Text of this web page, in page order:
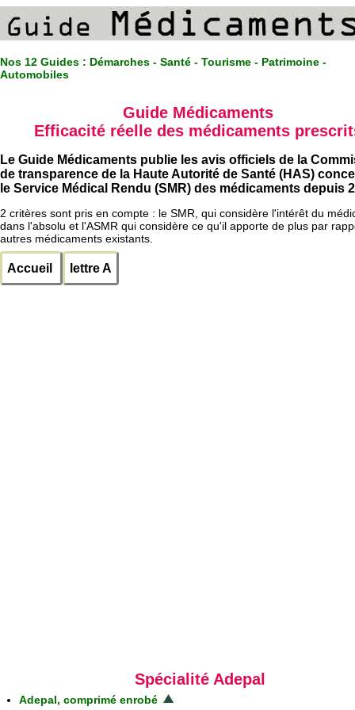
Nos 12 Guides : Démarches - Santé - Tourisme - Patrimoine -
Automobiles
Guide Médicaments
Efficacité réelle des médicaments
Le Guide Médicaments publie les avis officiels de la
de transparence de la Haute Autorité de Santé (HAS)
le Service Médical Rendu (SMR) des médicaments depuis
2 critères sont pris en compte : le SMR, qui considère l'intérêt du
dans l'absolu et l'ASMR qui considère ce qu'il apporte de plus par
autres médicaments existants.
Accueil lettre A
Spécialité Adepal
Adepal, comprimé enrobé